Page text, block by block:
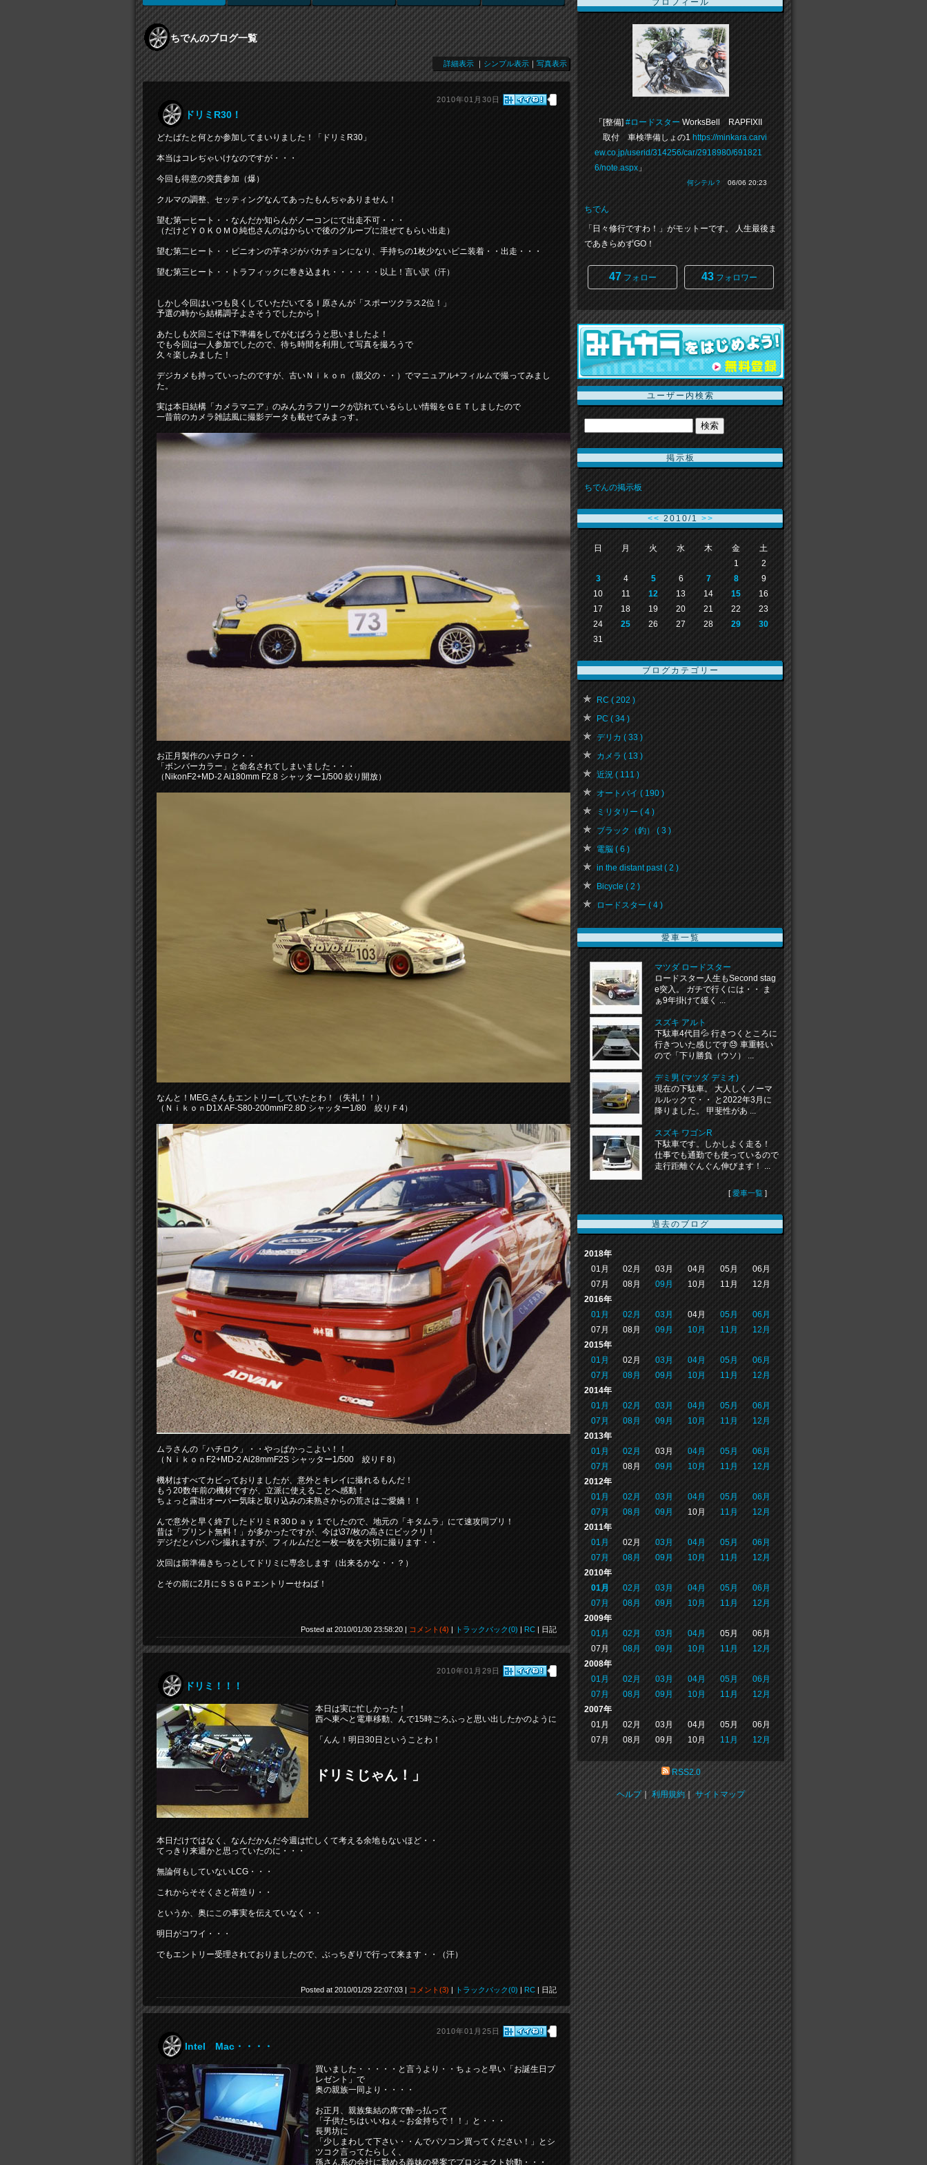
ちでんのブログ一覧
詳細表示 ｜ シンプル表示 ｜ 写真表示
2010年01月30日
ドリミR30！
どたばたと何とか参加してまいりました！「ドリミR30」
本当はコレぢゃいけなのですが・・・
今回も得意の突貫参加（爆）
クルマの調整、セッティングなんてあったもんぢゃありません！
望む第一ヒート・・なんだか知らんがノーコンにて出走不可・・・
（だけどＹＯＫＯＭＯ純也さんのはからいで後のグループに混ぜてもらい出走）
望む第二ヒート・・ピニオンの芋ネジがバカチョンになり、手持ちの1枚少ないピニ装着・・出走・・・
望む第三ヒート・・トラフィックに巻き込まれ・・・・・・以上！言い訳（汗）
しかし今回はいつも良くしていただいてるＩ原さんが「スポーツクラス2位！」
予選の時から結構調子よさそうでしたから！
あたしも次回こそは下準備をしてがむばろうと思いましたよ！
でも今回は一人参加でしたので、待ち時間を利用して写真を撮ろうで
久々楽しみました！
デジカメも持っていったのですが、古いＮｉｋｏｎ（親父の・・）でマニュアル+フィルムで撮ってみまし
た。
実は本日結構「カメラマニア」のみんカラフリークが訪れているらしい情報をＧＥＴしましたので
一昔前のカメラ雑誌風に撮影データも載せてみまっす。
お正月製作のハチロク・・
「ボンバーカラー」と命名されてしまいました・・・
（NikonF2+MD-2 Ai180mm F2.8 シャッター1/500 絞り開放）
なんと！MEG.さんもエントリーしていたとわ！（失礼！！）
（ＮｉｋｏｎD1X AF-S80-200mmF2.8D シャッター1/80 絞りＦ4）
ムラさんの「ハチロク」・・やっぱかっこよい！！
（ＮｉｋｏｎF2+MD-2 Ai28mmF2S シャッター1/500 絞りＦ8）
機材はすべてカビっておりましたが、意外とキレイに撮れるもんだ！
もう20数年前の機材ですが、立派に使えることへ感動！
ちょっと露出オーバー気味と取り込みの未熟さからの荒さはご愛嬌！！
んで意外と早く終了したドリミＲ30Ｄａｙ１でしたので、地元の「キタムラ」にて速攻同プリ！
昔は「プリント無料！」が多かったですが、今は\37/枚の高さにビックリ！
デジだとバンバン撮れますが、フィルムだと一枚一枚を大切に撮ります・・
次回は前準備きちっとしてドリミに専念します（出来るかな・・？）
とその前に2月にＳＳＧＰエントリーせねば！
Posted at 2010/01/30 23:58:20 | コメント(4) | トラックバック(0) | RC | 日記
2010年01月29日
ドリミ！！！
本日は実に忙しかった！
西へ東へと電車移動、んで15時ごろふっと思い出したかのように
「んん！明日30日ということわ！
ドリミじゃん！」
本日だけではなく、なんだかんだ今週は忙しくて考える余地もないほど・・
てっきり来週かと思っていたのに・・・
無論何もしていないLCG・・・
これからそそくさと荷造り・・
というか、奥にこの事実を伝えていなく・・
明日がコワイ・・・
でもエントリー受理されておりましたので、ぶっちぎりで行って来ます・・（汗）
Posted at 2010/01/29 22:07:03 | コメント(3) | トラックバック(0) | RC | 日記
2010年01月25日
Intel Mac・・・・
買いました・・・・・と言うより・・ちょっと早い「お誕生日プ
レゼント」で
奥の親族一同より・・・・
お正月、親族集結の席で酔っ払って
「子供たちはいいねぇ～お金持ちで！！」と・・・
長男坊に
「少しまわして下さい・・んでパソコン買ってください！」とシ
ツコク言ってたらしく、
孫さん系の会社に勤める義妹の発案でプロジェクト始動・・・
プロフィール
「[整備] #ロードスター WorksBell RAPFIXII
取付 車検準備しょの1 https://minkara.carvi
ew.co.jp/userid/314256/car/2918980/691821
6/note.aspx 」
何シテル？ 06/06 20:23
ちでん
「日々修行ですわ！」がモットーです。 人生最後ま
であきらめずGO！
47 フォロー 43フォロワー
ユーザー内検索
掲示板
ちでんの掲示板
<< 2010/1 >>
日 月 火 水 木 金
土
1
2
3
4 5 6 7 8
9
10
11 12 13 14 15
16
17
18 19 20 21 22
23
24
25 26 27 28 29
30
31
ブログカテゴリー
RC ( 202 )
PC ( 34 )
デリカ ( 33 )
カメラ ( 13 )
近況 ( 111 )
オートバイ ( 190 )
ミリタリー ( 4 )
ブラック（釣） ( 3 )
電脳 ( 6 )
in the distant past ( 2 )
Bicycle ( 2 )
ロードスター ( 4 )
愛車一覧
マツダ ロードスター
ロードスター人生もSecond stag
e突入。 ガチで行くには・・ ま
ぁ9年掛けて緩く ...
スズキ アルト
下駄車4代目💦 行きつくところに
行きついた感じです😓 車重軽い
ので「下り勝負（ウソ） ...
デミ男 (マツダ デミオ)
現在の下駄車。 大人しくノーマ
ルルックで・・ と2022年3月に
降りました。 甲斐性があ ...
スズキ ワゴンR
下駄車です。しかしよく走る！
仕事でも通勤でも使っているので
走行距離ぐんぐん伸びます！ ...
[ 愛車一覧 ]
過去のブログ
2018年
01月
02月 03月 04月 05月
06月
07月
08月 09月 10月 11月
12月
2016年
01月
02月 03月 04月 05月
06月
07月
08月 09月 10月 11月
12月
2015年
01月
02月 03月 04月 05月
06月
07月
08月 09月 10月 11月
12月
2014年
01月
02月 03月 04月 05月
06月
07月
08月 09月 10月 11月
12月
2013年
01月
02月 03月 04月 05月
06月
07月
08月 09月 10月 11月
12月
2012年
01月
02月 03月 04月 05月
06月
07月
08月 09月 10月 11月
12月
2011年
01月
02月 03月 04月 05月
06月
07月
08月 09月 10月 11月
12月
2010年
01月
02月 03月 04月 05月
06月
07月
08月 09月 10月 11月
12月
2009年
01月
02月 03月 04月 05月
06月
07月
08月 09月 10月 11月
12月
2008年
01月
02月 03月 04月 05月
06月
07月
08月 09月 10月 11月
12月
2007年
01月
02月 03月 04月 05月
06月
07月
08月 09月 10月 11月 12月
RSS2.0
ヘルプ｜ 利用規約｜サイトマップ